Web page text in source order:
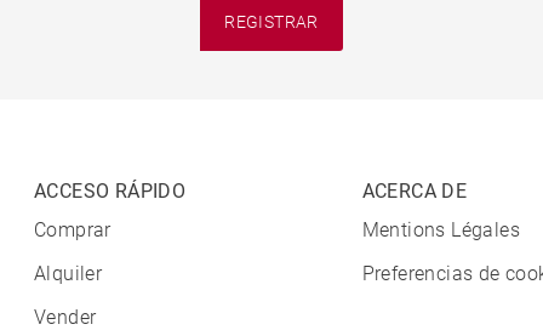
REGISTRAR
ACCESO RÁPIDO
Comprar
Alquiler
Vender
ACERCA DE
Mentions Légales
Preferencias de